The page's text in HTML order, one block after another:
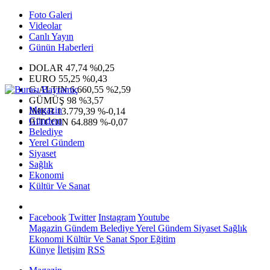
Foto Galeri
Videolar
Canlı Yayın
Günün Haberleri
DOLAR 47,74 %0,25
EURO 55,25 %0,43
G.ALTIN6.660,55 %2,59
GÜMÜŞ 98 %3,57
IMKB13.779,39 %-0,14
BITCOIN 64.889 %-0,07
Magazin
Gündem
Belediye
Yerel Gündem
Siyaset
Sağlık
Ekonomi
Kültür Ve Sanat
Facebook Twitter InstagramYoutube
Magazin Gündem BelediyeYerel Gündem Siyaset Sağlık
Ekonomi Kültür Ve Sanat SporEğitim
Künye İletişim RSS